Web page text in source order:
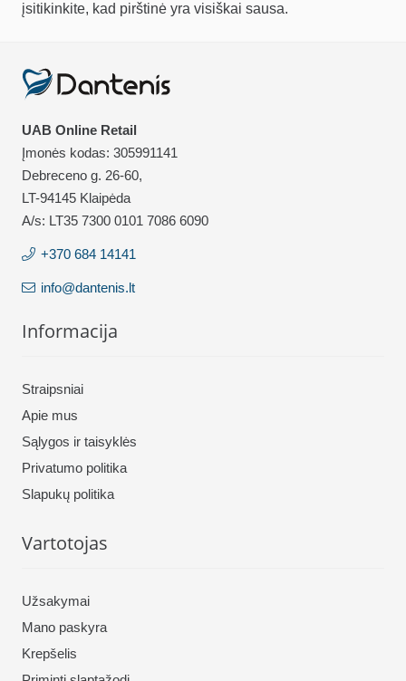
įsitikinkite, kad pirštinė yra visiškai sausa.
UAB Online Retail
Įmonės kodas: 305991141
Debreceno g. 26-60,
LT-94145 Klaipėda
A/s: LT35 7300 0101 7086 6090
+370 684 14141
info@dantenis.lt
Informacija
Straipsniai
Apie mus
Sąlygos ir taisyklės
Privatumo politika
Slapukų politika
Vartotojas
Užsakymai
Mano paskyra
Krepšelis